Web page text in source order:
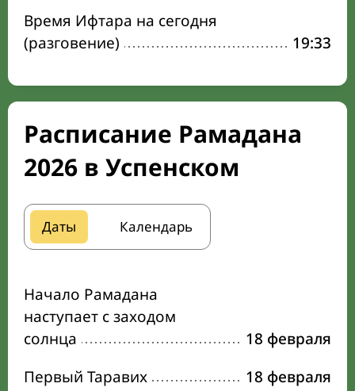
Время Ифтара на сегодня
(разговение)
19:33
Расписание Рамадана
2026 в Успенском
Даты Календарь
Начало Рамадана
наступает с заходом
солнца
18 февраля
Первый Таравих
18 февраля